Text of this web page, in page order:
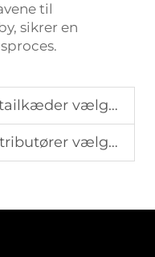
til
sikrer en
fodboldboldene til holdforsyning
til professionelle og skolehold